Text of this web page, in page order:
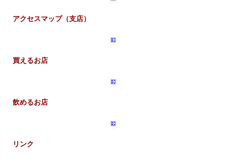
アクセスマップ（支店）
買えるお店
飲めるお店
リンク